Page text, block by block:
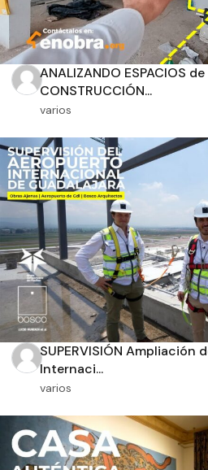
ANALIZANDO ESPACIOS
CONSTRUCCIÓN...
varios
SUPERVISIÓN Ampliación
Internaci...
varios
Recamaras
Dimensiones
m2 de construcción
m2 de terreno
Aplicar